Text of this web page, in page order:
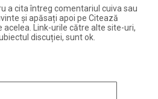
a cita întreg comentariul cuiva sau
și apăsați apoi pe Citează
acelea. Link-urile către alte site-uri,
discuției, sunt ok.